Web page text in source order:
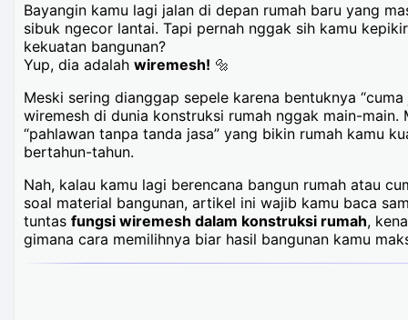
Bayangin kamu lagi jalan di depan rumah baru yang
sibuk ngecor lantai. Tapi pernah nggak sih kamu
kekuatan bangunan?
Yup, dia adalah wiremesh! 🔩
Meski sering dianggap sepele karena bentuknya
wiremesh di dunia konstruksi rumah nggak main-main.
“pahlawan tanpa tanda jasa” yang bikin rumah kamu
bertahun-tahun.
Nah, kalau kamu lagi berencana bangun rumah atau
soal material bangunan, artikel ini wajib kamu baca
tuntas fungsi wiremesh dalam konstruksi rumah,
gimana cara memilihnya biar hasil bangunan kamu